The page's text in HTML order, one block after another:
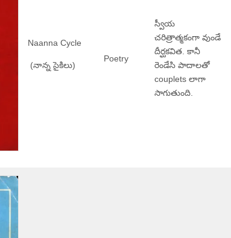
Naanna Cycle
(నాన్న సైకిలు)
Poetry
స్వీయ
చరిత్రాత్మకంగా వుండే
దీర్ఘకవిత. కానీ
రెండేసి పాదాలతో
couplets లాగా
సాగుతుంది.